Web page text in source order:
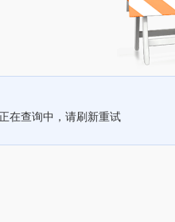
在查询中，请刷新重试